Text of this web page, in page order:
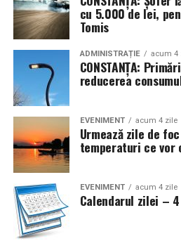
cu 5.000 de lei,
Tomis
ADMINISTRAȚIE acum 4
CONSTANȚA:
reducerea
EVENIMENT acum 4 zile
Urmează zile de
temperaturi ce vor
EVENIMENT acum 4 zile
Calendarul zilei –